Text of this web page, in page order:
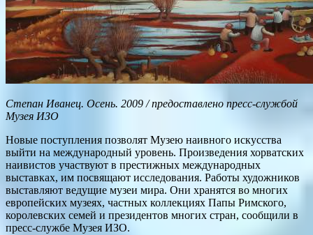
Степан Иванец. Осень. 2009 / предоставлено пресс-службой
Музея ИЗО
Новые поступления позволят Музею наивного искусства
выйти на международный уровень. Произведения хорватских
наивистов участвуют в престижных международных
выставках, им посвящают исследования. Работы художников
выставляют ведущие музеи мира. Они хранятся во многих
европейских музеях, частных коллекциях Папы Римского,
королевских семей и президентов многих стран, сообщили в
пресс-службе Музея ИЗО.